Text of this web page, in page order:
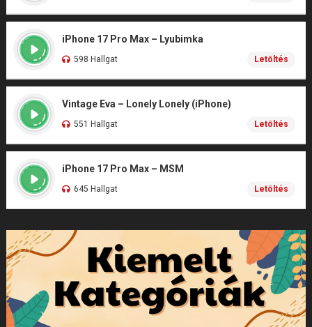
iPhone 17 Pro Max – Lyubimka
598 Hallgat Letöltés
Vintage Eva – Lonely Lonely (iPhone)
551 Hallgat Letöltés
iPhone 17 Pro Max – MSM
645 Hallgat Letöltés